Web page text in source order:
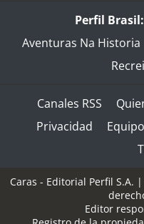
Perfil Brasil:
Aventuras Na Historia
Canales RSS
Privacidad
Equipo
Caras - Editorial Perfil S.A. |
Editor